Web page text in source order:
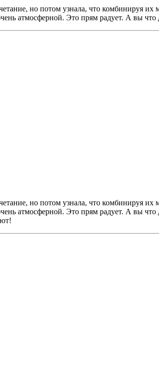
но потом узнала, что комбинируя
атмосферной. Это прям радует. А вы что
но потом узнала, что комбинируя
атмосферной. Это прям радует. А вы что